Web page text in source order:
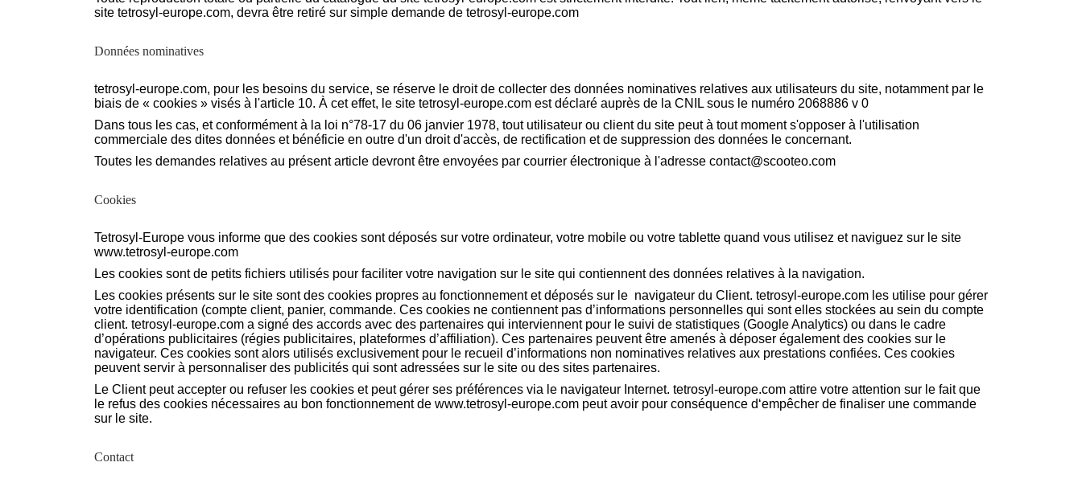
site tetrosyl-europe.com, devra être retiré sur simple demande de tetrosyl-europe.com
Données nominatives
tetrosyl-europe.com, pour les besoins du service, se réserve le droit de collecter des données nominatives relatives aux utilisateurs du site, notamment par le
biais de « cookies » visés à l'article 10. À cet effet, le site tetrosyl-europe.com est déclaré auprès de la CNIL sous le numéro 2068886 v 0
Dans tous les cas, et conformément à la loi n°78-17 du 06 janvier 1978, tout utilisateur ou client du site peut à tout moment s'opposer à l'utilisation
commerciale des dites données et bénéficie en outre d'un droit d'accès, de rectification et de suppression des données le concernant.
Toutes les demandes relatives au présent article devront être envoyées par courrier électronique à l'adresse contact@scooteo.com
Cookies
Tetrosyl-Europe vous informe que des cookies sont déposés sur votre ordinateur, votre mobile ou votre tablette quand vous utilisez et naviguez sur le site
www.tetrosyl-europe.com
Les cookies sont de petits fichiers utilisés pour faciliter votre navigation sur le site qui contiennent des données relatives à la navigation.
Les cookies présents sur le site sont des cookies propres au fonctionnement et déposés sur le navigateur du Client. tetrosyl-europe.com les utilise pour gérer
votre identification (compte client, panier, commande. Ces cookies ne contiennent pas d’informations personnelles qui sont elles stockées au sein du compte
client. tetrosyl-europe.com a signé des accords avec des partenaires qui interviennent pour le suivi de statistiques (Google Analytics) ou dans le cadre
d’opérations publicitaires (régies publicitaires, plateformes d’affiliation). Ces partenaires peuvent être amenés à déposer également des cookies sur le
navigateur. Ces cookies sont alors utilisés exclusivement pour le recueil d’informations non nominatives relatives aux prestations confiées. Ces cookies
peuvent servir à personnaliser des publicités qui sont adressées sur le site ou des sites partenaires.
Le Client peut accepter ou refuser les cookies et peut gérer ses préférences via le navigateur Internet. tetrosyl-europe.com attire votre attention sur le fait que
le refus des cookies nécessaires au bon fonctionnement de www.tetrosyl-europe.com peut avoir pour conséquence d‘empêcher de finaliser une commande
sur le site.
Contact